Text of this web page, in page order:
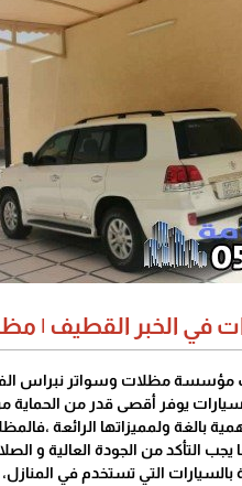
في الخبر القطيف |
مظلات وسواتر نبراس
يوفر أقصى قدر من الحماية
بالغة ولمميزاتها الرائعة
التأكد من الجودة العالية و
التي تستخدم في المنازل،